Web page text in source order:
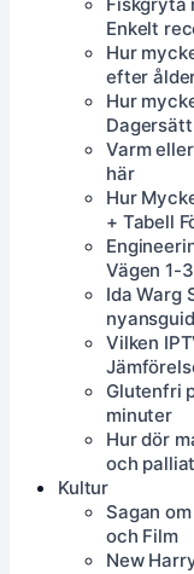
Enkelt
Hur
efter
Hur
Varm
här
Hur
+ Tabell
Vägen 1-
Ida Warg
Vilken
Glutenfri
minuter
Hur dör
och
Kultur
Sagan
och Film
New